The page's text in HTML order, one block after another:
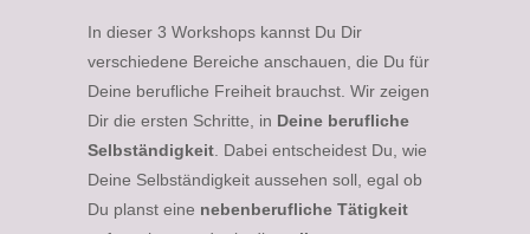
In dieser 3 Workshops kannst Du Dir
verschiedene Bereiche anschauen, die Du für
Deine berufliche Freiheit brauchst. Wir zeigen
Dir die ersten Schritte, in Deine berufliche
Selbständigkeit. Dabei entscheidest Du, wie
Deine Selbständigkeit aussehen soll, egal ob
Du planst eine nebenberufliche Tätigkeit